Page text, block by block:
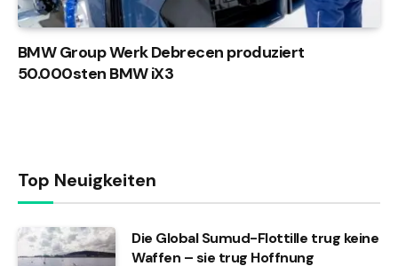
BMW Group Werk Debrecen produziert
50.000sten BMW iX3
Top Neuigkeiten
Die Global Sumud-Flottille trug keine
Waffen – sie trug Hoffnung